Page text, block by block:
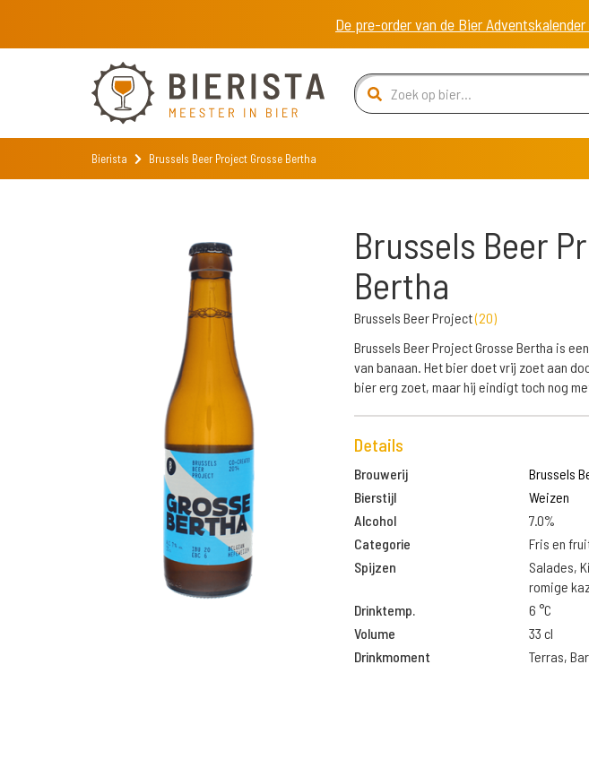
De pre-order van de Bier
Bierista Brussels Beer Project Grosse Bertha
Brussels Beer
Bertha
Brussels Beer Project(20)
Brussels Beer Project Grosse Bertha is
van banaan. Het bier doet vrij zoet aan
bier erg zoet, maar hij eindigt toch nog
Details
Brouwerij
Brussels
Bierstijl
Weizen
Alcohol
7.0%
Categorie
Fris en
Spijzen
Salades,
romige
Drinktemp.
6 °C
Volume
33 cl
Drinkmoment
Terras,